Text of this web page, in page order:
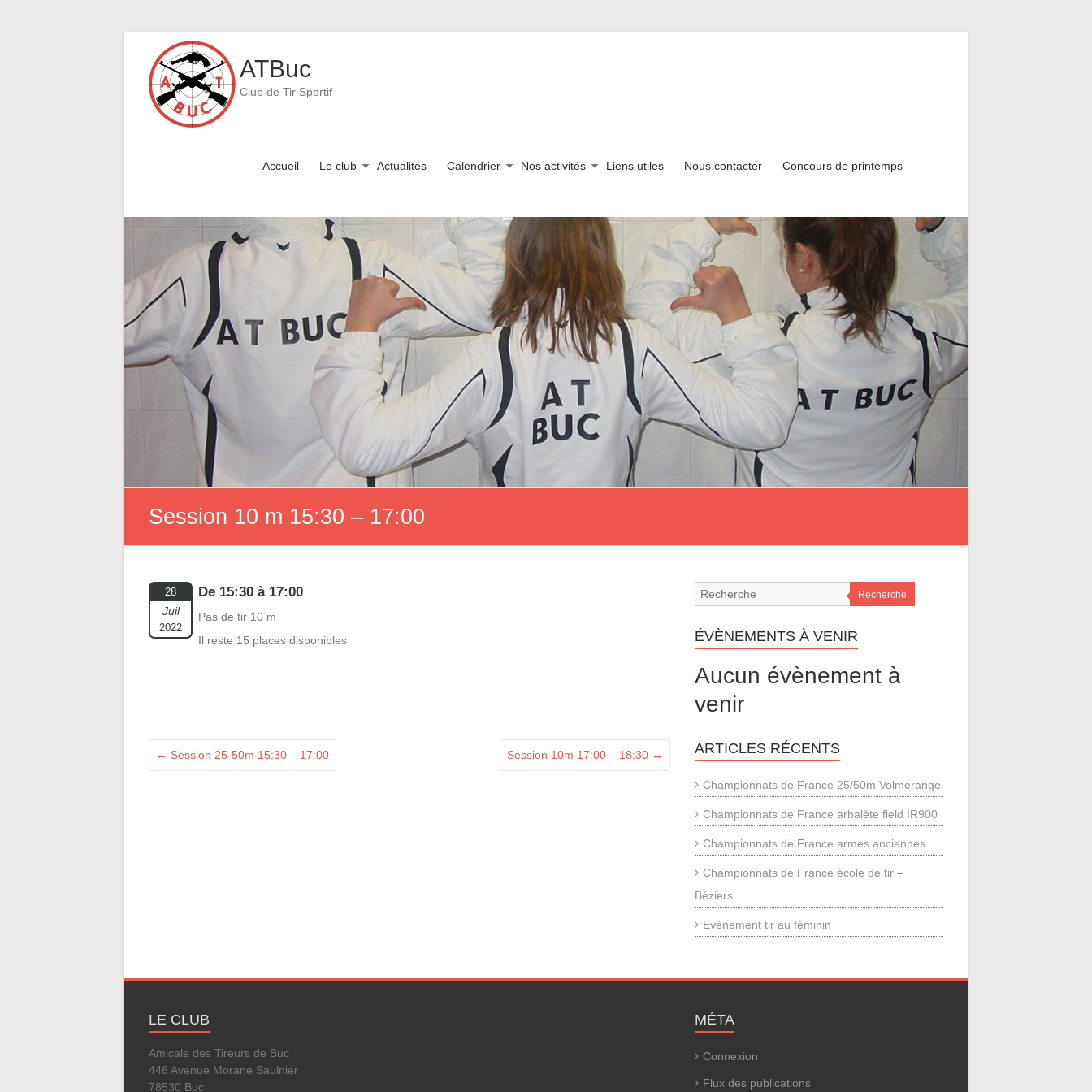
content
ATBuc
Club de Tir Sportif
Accueil Le club Actualités Calendrier Nos activités Liens utiles Nous contacter Concours de printemps
Session 10 m 15:30 – 17:00
28
Juil
2022
De 15:30 à 17:00
Pas de tir 10 m
Il reste 15 places disponibles
← Session 25-50m 15:30 – 17:00 Session 10m 17:00 – 18:30 →
Recherche
ÉVÈNEMENTS À VENIR
Aucun évènement à
venir
ARTICLES RÉCENTS
Championnats de France 25/50m Volmerange
Championnats de France arbalète field IR900
Championnats de France armes anciennes
Championnats de France école de tir –
Béziers
Evènement tir au féminin
LE CLUB
Amicale des Tireurs de Buc
446 Avenue Morane Saulnier
78530 Buc
MÉTA
Connexion
Flux des publications